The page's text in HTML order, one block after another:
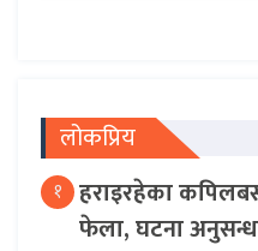
लोकप्रिय
१ हराइरहेका
फेला, घटना